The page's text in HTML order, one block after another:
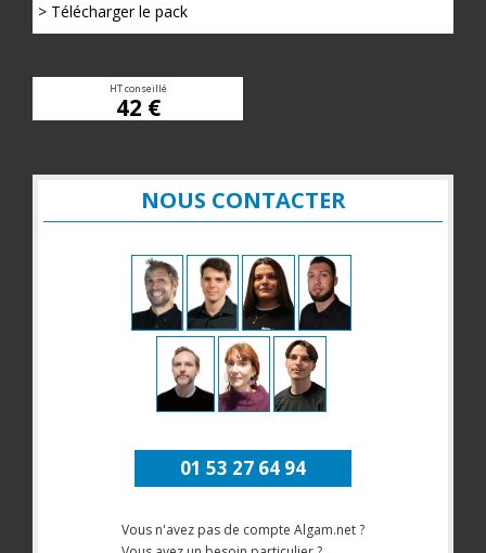
> Télécharger le pack
HT conseillé
42 €
NOUS CONTACTER
01 53 27 64 94
Vous n'avez pas de compte Algam.net ?